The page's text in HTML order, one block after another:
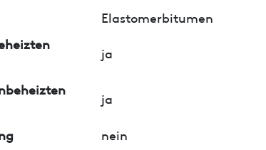
Elastomerbitumen
ja
ja
nein